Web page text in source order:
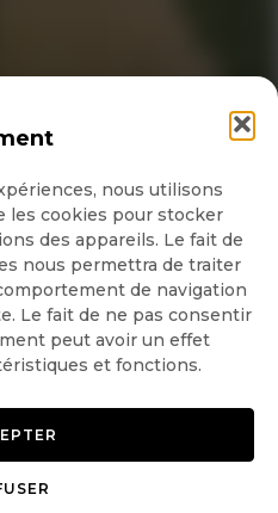
nous utilisons
les cookies pour stocker
des appareils. Le fait de
nous permettra de traiter
de navigation
Le fait de ne pas consentir
peut avoir un effet
et fonctions.